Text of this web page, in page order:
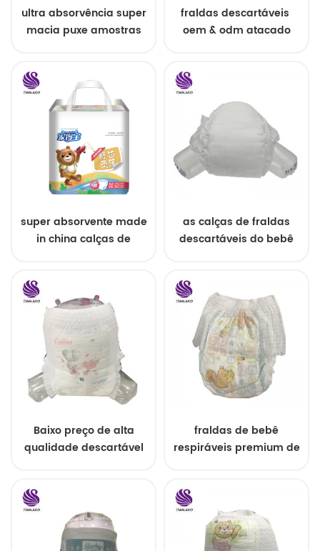
ultra absorvência super
macia puxe amostras
fraldas descartáveis ​​
oem & odm atacado
super absorvente made
in china calças de
as calças de fraldas
descartáveis ​​do bebê
Baixo preço de alta
qualidade descartável
fraldas de bebê
respiráveis ​​premium de